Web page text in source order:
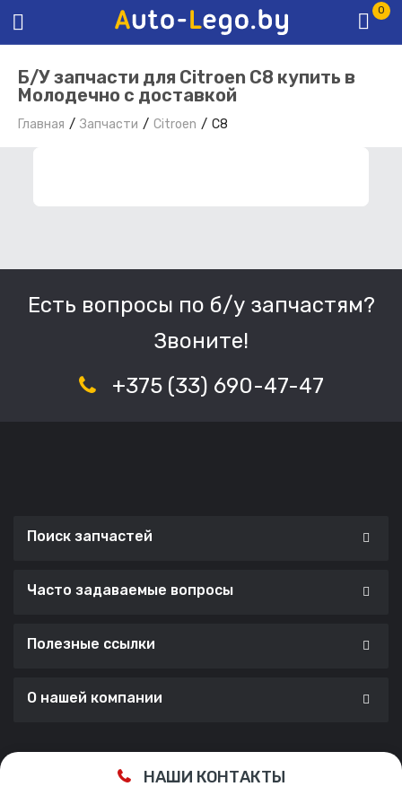
0
Б/У запчасти для Citroen C8 купить в
Молодечно с доставкой
Главная Запчасти Citroen C8
Есть вопросы по б/у запчастям?
Звоните!
+375 (33) 690-47-47
Поиск запчастей
Часто задаваемые вопросы
Полезные ссылки
О нашей компании
Сделано с ❤️ вCherry Lab Agency
НАШИ КОНТАКТЫ